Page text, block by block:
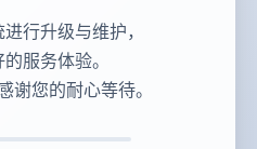
行升级与维护，
服务体验。
谢您的耐心等待。